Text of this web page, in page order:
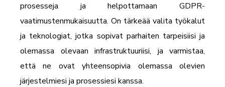
prosesseja ja helpottamaan GDPR-
vaatimustenmukaisuutta. On tärkeää valita työkalut
ja teknologiat, jotka sopivat parhaiten tarpeisiisi ja
olemassa olevaan infrastruktuuriisi, ja varmistaa,
että ne ovat yhteensopivia olemassa olevien
järjestelmiesi ja prosessiesi kanssa.